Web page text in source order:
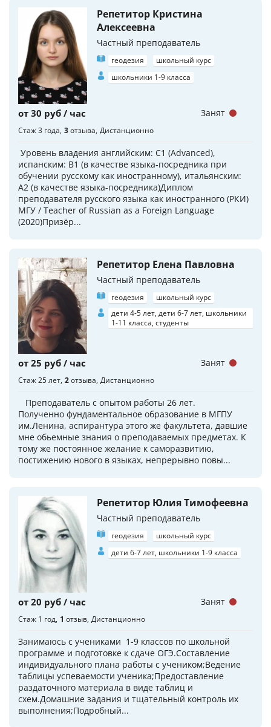
Репетитор Кристина
Алексеевна
Частный преподаватель
геодезия
школьный курс
школьники 1-9 класса
от 30 руб / час
Стаж 3 года 3отзыва Дистанционно
Уровень владения английским: С1 (Advanced),
испанским: В1 (в качестве языка-посредника при
обучении русскому как иностранному), итальянским:
А2 (в качестве языка-посредника)Диплом
преподавателя русского языка как иностранного (РКИ)
МГУ / Teacher of Russian as a Foreign Language
(2020)Призёр...
Занят
Репетитор Елена Павловна
Частный преподаватель
геодезия
школьный курс
дети 4-5 лет, дети 6-7 лет, школьники
1-11 класса, студенты
от 25 руб / час
Стаж 25 лет 2отзыва Дистанционно
Преподаватель с опытом работы 26 лет.
Полученно фундаментальное образование в МГПУ
им.Ленина, аспирантура этого же факультета, давшие
мне обьемные знания о преподаваемых предметах. К
тому же постоянное желание к саморазвитию,
постижению нового в языках, непрерывно повы...
Занят
Репетитор Юлия Тимофеевна
Частный преподаватель
геодезия
школьный курс
дети 6-7 лет, школьники 1-9 класса
от 20 руб / час
Стаж 1 год 1 отзыв Дистанционно
Занимаюсь с учениками 1-9 классов по школьной
программе и подготовке к сдаче ОГЭ.Составление
индивидуального плана работы с учеником;Ведение
таблицы успеваемости ученика;Предоставление
раздаточного материала в виде таблиц и
схем.Домашние задания и тщательный контроль их
выполнения;Подробный...
Занят